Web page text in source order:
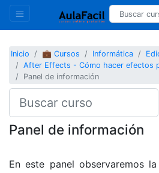
Inicio 💼 Cursos Informática
After Effects - Cómo hacer efectos
Panel de información
Panel de información
En este panel observaremos